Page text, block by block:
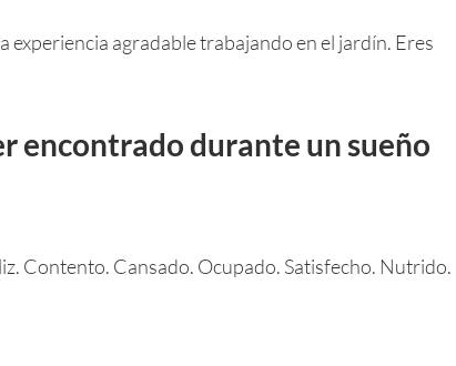
agradable trabajando en el jardín. Eres
encontrado durante un sueño
Contento. Cansado. Ocupado. Satisfecho. Nutrido.